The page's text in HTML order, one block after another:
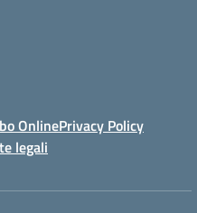
OnlinePrivacy Policy
legali